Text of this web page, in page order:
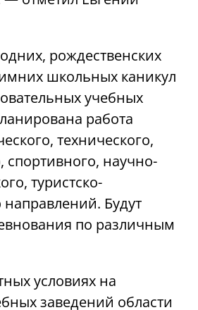
рождественских
школьных каникул
учебных
работа
технического,
спортивного, научно-
туристско-
направлений. Будут
по различным
условиях на
заведений области